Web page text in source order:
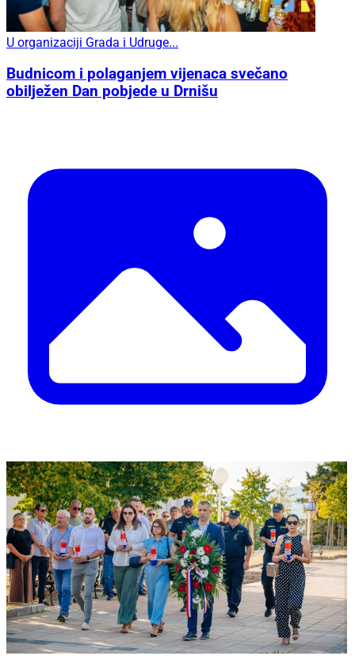
U organizaciji Grada i Udruge...
Budnicom i polaganjem vijenaca svečano
obilježen Dan pobjede u Drnišu